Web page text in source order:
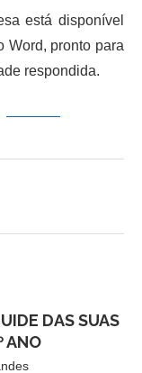
está disponível
Word, pronto para
respondida.
DAS SUAS
ANO